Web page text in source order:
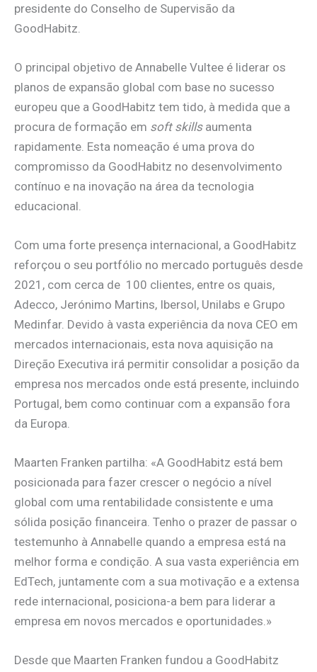
presidente do Conselho de Supervisão da
GoodHabitz.
O principal objetivo de Annabelle Vultee é liderar os
planos de expansão global com base no sucesso
europeu que a GoodHabitz tem tido, à medida que a
procura de formação em soft skillsaumenta
rapidamente. Esta nomeação é uma prova do
compromisso da GoodHabitz no desenvolvimento
contínuo e na inovação na área da tecnologia
educacional.
Com uma forte presença internacional, a GoodHabitz
reforçou o seu portfólio no mercado português desde
2021, com cerca de 100 clientes, entre os quais,
Adecco, Jerónimo Martins, Ibersol, Unilabs e Grupo
Medinfar. Devido à vasta experiência da nova CEO em
mercados internacionais, esta nova aquisição na
Direção Executiva irá permitir consolidar a posição da
empresa nos mercados onde está presente, incluindo
Portugal, bem como continuar com a expansão fora
da Europa.
Maarten Franken partilha: «A GoodHabitz está bem
posicionada para fazer crescer o negócio a nível
global com uma rentabilidade consistente e uma
sólida posição financeira. Tenho o prazer de passar o
testemunho à Annabelle quando a empresa está na
melhor forma e condição. A sua vasta experiência em
EdTech, juntamente com a sua motivação e a extensa
rede internacional, posiciona-a bem para liderar a
empresa em novos mercados e oportunidades.»
Desde que Maarten Franken fundou a GoodHabitz